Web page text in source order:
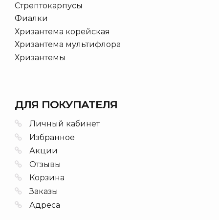
Стрептокарпусы
Фиалки
Хризантема корейская
Хризантема мультифлора
Хризантемы
ДЛЯ ПОКУПАТЕЛЯ
Личный кабинет
Избранное
Акции
Отзывы
Корзина
Заказы
Адреса